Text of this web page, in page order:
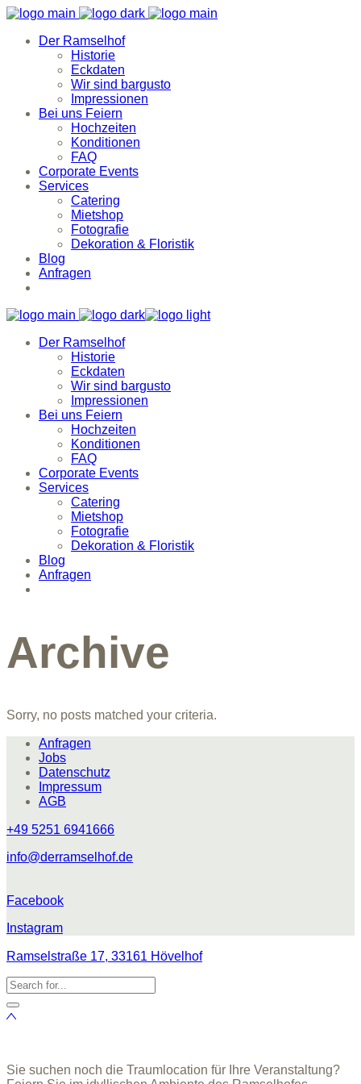
Der Ramselhof
Historie
Eckdaten
Wir sind bargusto
Impressionen
Bei uns Feiern
Hochzeiten
Konditionen
FAQ
Corporate Events
Services
Catering
Mietshop
Fotografie
Dekoration & Floristik
Blog
Anfragen
Der Ramselhof
Historie
Eckdaten
Wir sind bargusto
Impressionen
Bei uns Feiern
Hochzeiten
Konditionen
FAQ
Corporate Events
Services
Catering
Mietshop
Fotografie
Dekoration & Floristik
Blog
Anfragen
Archive
Sorry, no posts matched your criteria.
Anfragen
Jobs
Datenschutz
Impressum
AGB
+49 5251 6941666
info@derramselhof.de
Facebook
Instagram
Ramselstraße 17, 33161 Hövelhof
Sie suchen noch die Traumlocation für Ihre Veranstaltung?